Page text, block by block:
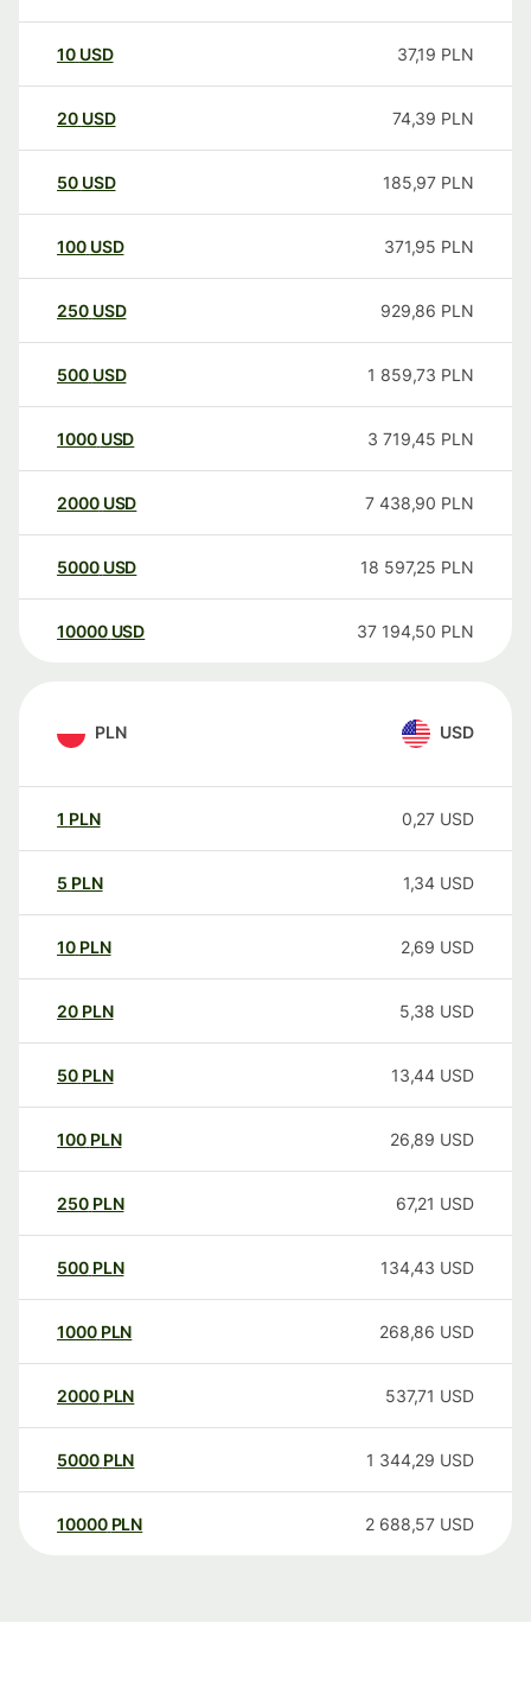
10 USD 37,19 PLN
20 USD 74,39 PLN
50 USD 185,97 PLN
100 USD 371,95 PLN
250 USD 929,86 PLN
500 USD 1 859,73 PLN
1000 USD 3 719,45 PLN
2000 USD 7 438,90 PLN
5000 USD 18 597,25 PLN
10000 USD 37 194,50 PLN
PLN USD
1 PLN 0,27 USD
5 PLN 1,34 USD
10 PLN 2,69 USD
20 PLN 5,38 USD
50 PLN 13,44 USD
100 PLN 26,89 USD
250 PLN 67,21 USD
500 PLN 134,43 USD
1000 PLN 268,86 USD
2000 PLN 537,71 USD
5000 PLN 1 344,29 USD
10000 PLN 2 688,57 USD